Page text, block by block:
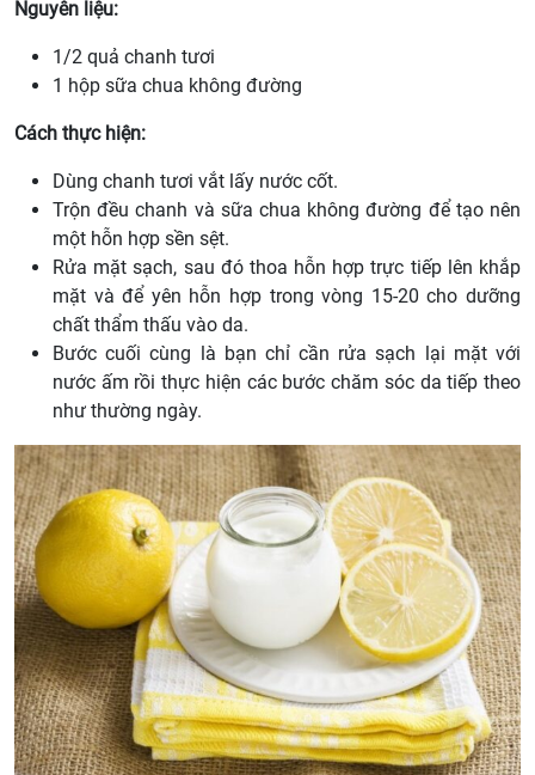
Nguyên liệu:
1/2 quả chanh tươi
1 hộp sữa chua không đường
Cách thực hiện:
Dùng chanh tươi vắt lấy nước cốt.
Trộn đều chanh và sữa chua không đường để tạo nên
một hỗn hợp sền sệt.
Rửa mặt sạch, sau đó thoa hỗn hợp trực tiếp lên khắp
mặt và để yên hỗn hợp trong vòng 15-20 cho dưỡng
chất thẩm thấu vào da.
Bước cuối cùng là bạn chỉ cần rửa sạch lại mặt với
nước ấm rồi thực hiện các bước chăm sóc da tiếp theo
như thường ngày.